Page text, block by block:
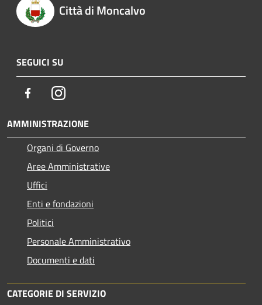
Città di Moncalvo
SEGUICI SU
FacebookInstagram
AMMINISTRAZIONE
Organi di Governo
Aree Amministrative
Uffici
Enti e fondazioni
Politici
Personale Amministrativo
Documenti e dati
CATEGORIE DI SERVIZIO